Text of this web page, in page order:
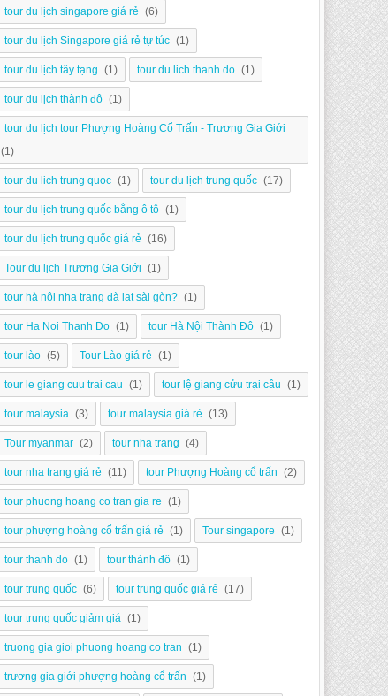
tour du lịch singapore giá rẻ (6)
tour du lịch Singapore giá rẻ tự túc (1)
tour du lịch tây tạng (1) tour du lich thanh do (1)
tour du lịch thành đô (1)
tour du lịch tour Phượng Hoàng Cổ Trấn - Trương Gia Giới
(1)
tour du lich trung quoc (1) tour du lịch trung quốc (17)
tour du lịch trung quốc bằng ô tô (1)
tour du lịch trung quốc giá rẻ (16)
Tour du lịch Trương Gia Giới (1)
tour hà nội nha trang đà lạt sài gòn? (1)
tour Ha Noi Thanh Do (1) tour Hà Nội Thành Đô (1)
tour lào (5) Tour Lào giá rẻ (1)
tour le giang cuu trai cau (1) tour lệ giang cửu trại câu (1)
tour malaysia (3) tour malaysia giá rẻ (13)
Tour myanmar (2) tour nha trang (4)
tour nha trang giá rẻ (11) tour Phượng Hoàng cổ trấn (2)
tour phuong hoang co tran gia re (1)
tour phượng hoàng cổ trấn giá rẻ (1) Tour singapore (1)
tour thanh do (1) tour thành đô (1)
tour trung quốc (6) tour trung quốc giá rẻ (17)
tour trung quốc giảm giá (1)
truong gia gioi phuong hoang co tran (1)
trương gia giới phượng hoàng cổ trấn (1)